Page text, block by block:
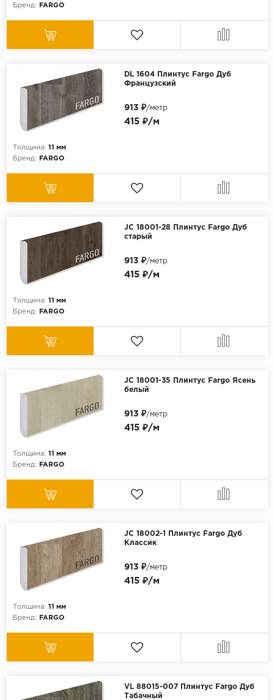
Бренд:
FARGO
DL 1604 Плинтус Fargo Дуб
Французский
Толщина: 11 мм
Бренд:
FARGO
415 ₽/м
913 ₽/метр
JC 18001-28 Плинтус Fargo Дуб
старый
Толщина: 11 мм
Бренд:
FARGO
415 ₽/м
913 ₽/метр
JC 18001-35 Плинтус Fargo Ясень
белый
Толщина: 11 мм
Бренд:
FARGO
415 ₽/м
913 ₽/метр
JC 18002-1 Плинтус Fargo Дуб
Классик
Толщина: 11 мм
Бренд:
FARGO
415 ₽/м
913 ₽/метр
VL 88015-007 Плинтус Fargo Дуб
Табачный